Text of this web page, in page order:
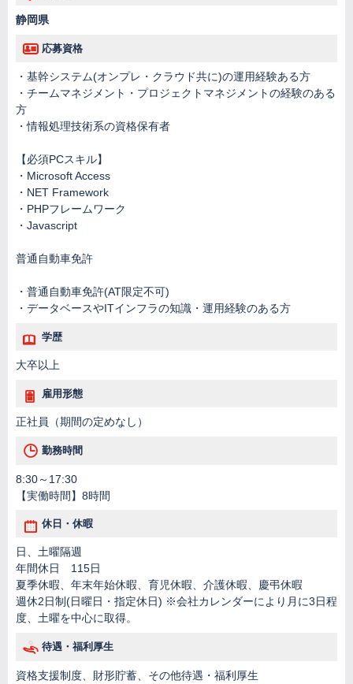
静岡県
応募資格
・基幹システム(オンプレ・クラウド共に)の運用経験ある方
・チームマネジメント・プロジェクトマネジメントの経験のある
方
・情報処理技術系の資格保有者
【必須PCスキル】
・Microsoft Access
・NET Framework
・PHPフレームワーク
・Javascript
普通自動車免許
・普通自動車免許(AT限定不可)
・データベースやITインフラの知識・運用経験のある方
学歴
大卒以上
雇用形態
正社員（期間の定めなし）
勤務時間
8:30～17:30
【実働時間】8時間
休日・休暇
日、土曜隔週
年間休日 115日
夏季休暇、年末年始休暇、育児休暇、介護休暇、慶弔休暇
週休2日制(日曜日・指定休日) ※会社カレンダーにより月に3日程
度、土曜を中心に取得。
待遇・福利厚生
資格支援制度、財形貯蓄、その他待遇・福利厚生